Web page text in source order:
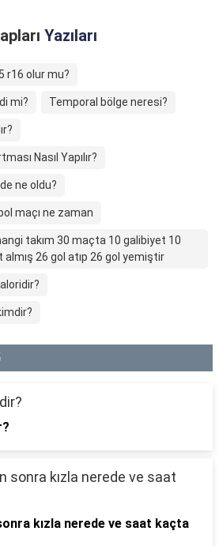
Yazıları
r16 olur mu?
mi? Temporal bölge neresi?
Nasıl Yapılır?
ne oldu?
maçı ne zaman
takım 30 maçta 10 galibiyet 10
26 gol atıp 26 gol yemiştir
kızla nerede ve saat kaçta